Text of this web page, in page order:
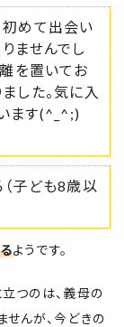
初めて出会い
ませんでし
離を置いてお
した。気に入
ます(^_^;)
子ども8歳以
ようです。
つのは、義母の
んが、今どきの